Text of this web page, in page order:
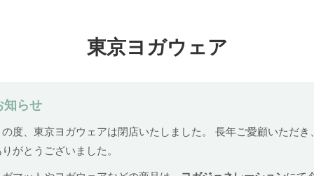
東京ヨガウェア
知らせ
度、東京ヨガウェアは閉店いたしました。 長年ご愛顧いただき
がとうございました。